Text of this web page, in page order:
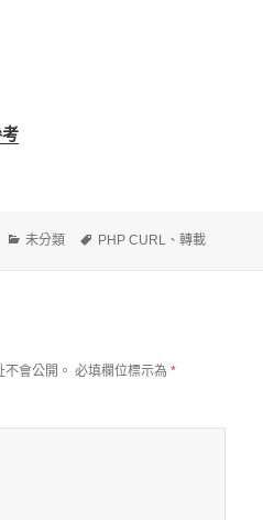
分
未分類
標
PHP CURL 、轉載
會公開。 必填欄位標示為*